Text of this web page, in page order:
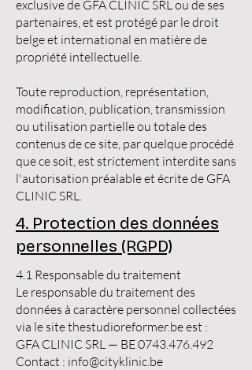
exclusive de GFA CLINIC SRL ou de ses
partenaires, et est protégé par le droit
belge et international en matière de
propriété intellectuelle.
Toute reproduction, représentation,
modification, publication, transmission
ou utilisation partielle ou totale des
contenus de ce site, par quelque procédé
que ce soit, est strictement interdite sans
l'autorisation préalable et écrite de GFA
CLINIC SRL.
4. Protection des données
personnelles (RGPD)
4.1 Responsable du traitement
Le responsable du traitement des
données à caractère personnel collectées
via le site thestudioreformer.be est :
GFA CLINIC SRL — BE0743.476.492
Contact : info@cityklinic.be